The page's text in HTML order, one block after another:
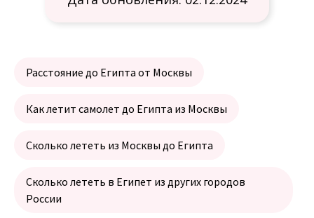
Расстояние до Египта от Москвы
Как летит самолет до Египта из Москвы
Сколько лететь из Москвы до Египта
Сколько лететь в Египет из других городов
России